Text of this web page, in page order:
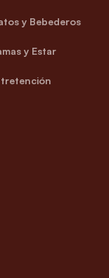
y Bebederos
y Estar